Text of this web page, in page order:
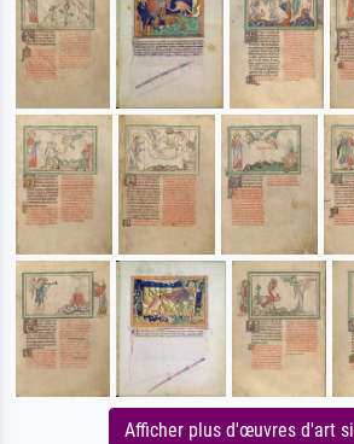
Afficher plus d'œuvres d'art